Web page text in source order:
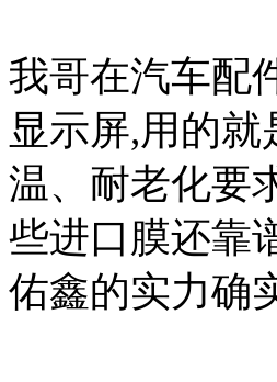
我哥在汽车配
显示屏,用的
温、耐老化要
些进口膜还靠
佑鑫的实力确